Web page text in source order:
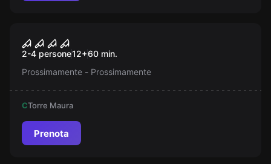
Nuovo
Poltergeist - Demoniache
Presenze
2-4 persone12+60 min.
Prossimamente - Prossimamente
CTorre Maura
Prenota